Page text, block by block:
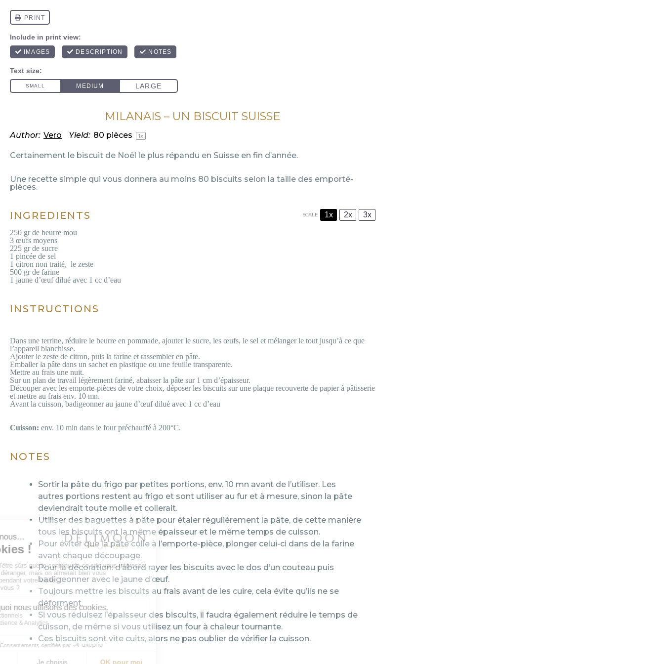
MILANAIS – UN BISCUIT SUISSE
Author: Vero Yield: 80 pièces 1x
Certainement le biscuit de Noël le plus répandu en Suisse en fin d’année.
Une recette simple qui vous donnera au moins 80 biscuits selon la taille des emporté-
pièces.
INGREDIENTS SCALE 1x 2x 3x
250 gr de beurre mou
3 œufs moyens
225 gr de sucre
1 pincée de sel
1 citron non traité, le zeste
500 gr de farine
1 jaune d’œuf dilué avec 1 cc d’eau
INSTRUCTIONS
Dans une terrine, réduire le beurre en pommade, ajouter le sucre, les œufs, le sel et mélanger le tout jusqu’à ce que
l’appareil blanchisse.
Ajouter le zeste de citron, puis la farine et rassembler en pâte.
Emballer la pâte dans un sachet en plastique ou une feuille transparente.
Mettre au frais une nuit.
Sur un plan de travail légèrement fariné, abaisser la pâte sur 1 cm d’épaisseur.
Découper avec les emporte-pièces de votre choix, déposer les biscuits sur une plaque recouverte de papier à pâtisserie
et mettre au frais env. 10 mn.
Avant la cuisson, badigeonner au jaune d’œuf dilué avec 1 cc d’eau
Cuisson: env. 10 min dans le four préchauffé à 200°C.
NOTES
Sortir la pâte du frigo par petites portions, env. 10 mn avant de l’utiliser. Les
autres portions restent au frigo et sont utiliser au fur et à mesure, sinon la pâte
deviendrait toute molle et collerait.
Utiliser des baguettes à pâte pour étaler régulièrement la pâte, de cette manière
tous les biscuits ont la même épaisseur et le même temps de cuisson.
Pour éviter que la pâte colle à l’emporte-pièce, plonger celui-ci dans de la farine
avant chaque découpage.
Pour la décoration: d’abord rayer les biscuits avec le dos d’un couteau puis
badigeonner avec le jaune d’œuf.
Toujours mettre les biscuits au frais avant de les cuire, cela évite qu’ils ne se
déforment.
Si vous réduisez l’épaisseur des biscuits, il faudra également réduire le temps de
cuisson, de même si vous utilisez un four à chaleur tournante.
Ces biscuits sont vite cuits, alors ne pas oublier de vérifier la cuisson.